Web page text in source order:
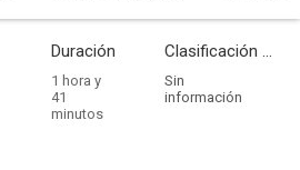
Duración
1 hora y
41
minutos
Clasificación por edades
Sin
información